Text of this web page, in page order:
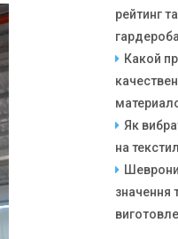
рейтинг
гардероба
Какой
Як
на
Шеврони
значення